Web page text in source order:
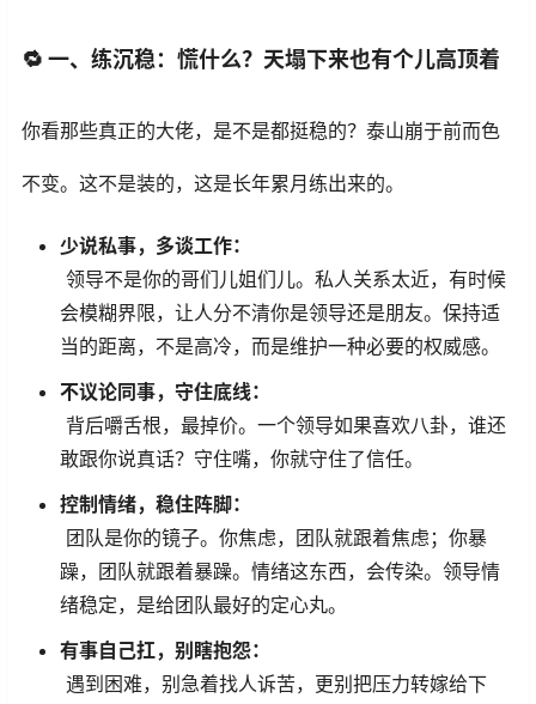
🔁 一、练沉稳：慌什么？天塌下来也有个儿高顶着
你看那些真正的大佬，是不是都挺稳的？泰山崩于前而色
不变。这不是装的，这是长年累月练出来的。
少说私事，多谈工作：
领导不是你的哥们儿姐们儿。私人关系太近，有时候
会模糊界限，让人分不清你是领导还是朋友。保持适
当的距离，不是高冷，而是维护一种必要的权威感。
不议论同事，守住底线：
背后嚼舌根，最掉价。一个领导如果喜欢八卦，谁还
敢跟你说真话？守住嘴，你就守住了信任。
控制情绪，稳住阵脚：
团队是你的镜子。你焦虑，团队就跟着焦虑；你暴
躁，团队就跟着暴躁。情绪这东西，会传染。领导情
绪稳定，是给团队最好的定心丸。
有事自己扛，别瞎抱怨：
遇到困难，别急着找人诉苦，更别把压力转嫁给下